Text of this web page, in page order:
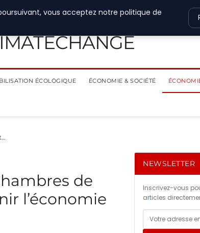
ÉCOLOGIQUE ÉCONOMIE & SOCIÉTÉ
de
l’économie
NEWSLETTER
Inscrivez-vous
articles
vous acceptez notre politique de